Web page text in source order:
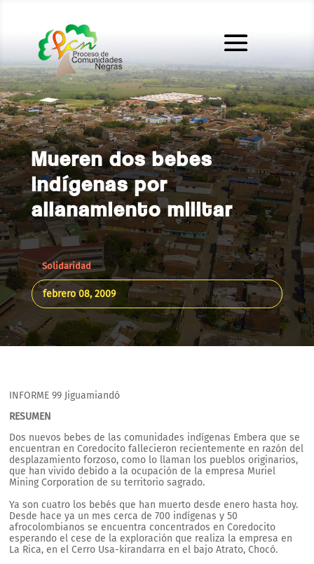
Mueren dos bebes
indígenas por
allanamiento militar
Solidaridad
febrero 08, 2009
INFORME 99 Jiguamiandó
RESUMEN
Dos nuevos bebes de las comunidades indígenas Embera que se
encuentran en Coredocito fallecieron recientemente en razón del
desplazamiento forzoso, como lo llaman los pueblos originarios,
que han vivido debido a la ocupación de la empresa Muriel
Mining Corporation de su territorio sagrado.
Ya son cuatro los bebés que han muerto desde enero hasta hoy.
Desde hace ya un mes cerca de 700 indígenas y 50
afrocolombianos se encuentra concentrados en Coredocito
esperando el cese de la exploración que realiza la empresa en
La Rica, en el Cerro Usa-kirandarra en el bajo Atrato, Chocó.